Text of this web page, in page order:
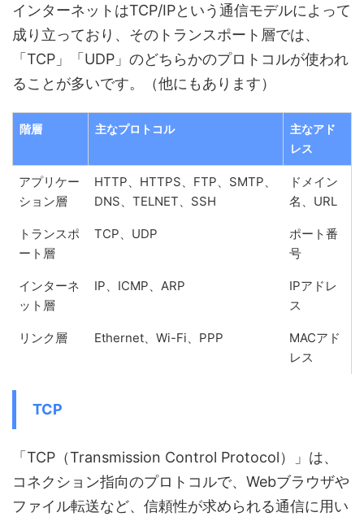
インターネットはTCP/IPという通信モデルによって
成り立っており、そのトランスポート層では、
「TCP」「UDP」のどちらかのプロトコルが使われ
ることが多いです。（他にもあります）
階層 主なプロトコル
主なアド
レス
アプリケー
ション層
HTTP、HTTPS、FTP、SMTP、
DNS、TELNET、SSH
ドメイン
名、URL
トランスポ
ート層
TCP、UDP
ポート番
号
インターネ
ット層
IP、ICMP、ARP
IPアドレ
ス
リンク層 Ethernet、Wi-Fi、PPP
MACアド
レス
TCP
「TCP（Transmission Control Protocol）」は、
コネクション指向のプロトコルで、Webブラウザや
ファイル転送など、信頼性が求められる通信に用い